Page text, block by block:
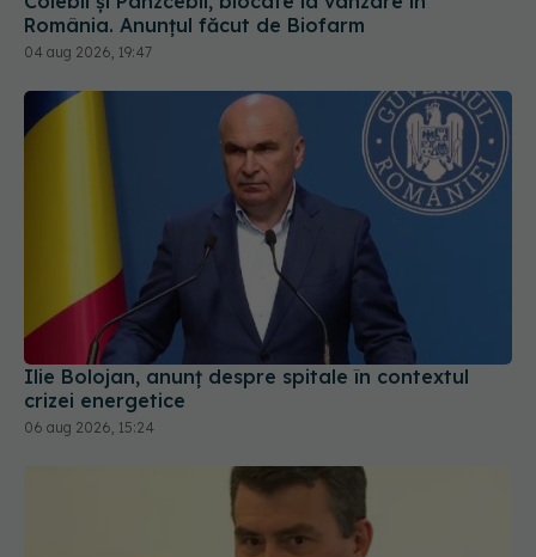
Ilie Bolojan, anunț despre spitale în contextul
crizei energetice
06 aug 2026, 15:24